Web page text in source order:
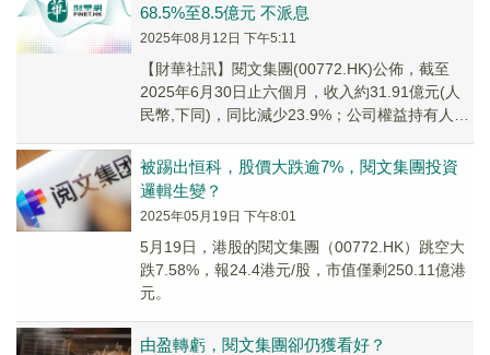
68.5%至8.5億元 不派息
2025年08月12日 下午5:11
【財華社訊】閱文集團(00772.HK)公佈，截至
2025年6月30日止六個月，收入約31.91億元(人
民幣,下同)，同比減少23.9%；公司權益持有人應
被踢出恒科，股價大跌逾7%，閱文集團投資
邏輯生變？
2025年05月19日 下午8:01
5月19日，港股的閱文集團（00772.HK）跳空大
跌7.58%，報24.4港元/股，市值僅剩250.11億港
元。
由盈轉虧，閱文集團卻仍獲看好？